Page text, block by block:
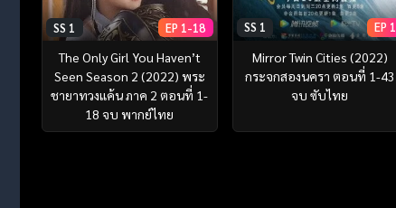
SS 1 EP 1-18
The Only Girl You Haven’t
Seen Season 2 (2022) พระ
ชายาทวงแค้น ภาค 2 ตอนที่ 1-
18 จบ พากย์ไทย
SS 1 EP 1
Mirror Twin Cities (2022)
กระจกสองนครา ตอนที่ 1-43
จบ ซับไทย